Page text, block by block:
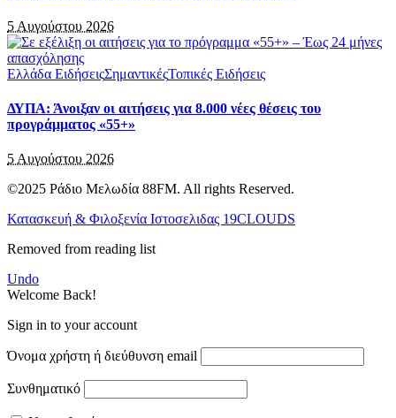
5 Αυγούστου 2026
Ελλάδα ΕιδήσειςΣημαντικέςΤοπικές Ειδήσεις
ΔΥΠΑ: Άνοιξαν οι αιτήσεις για 8.000 νέες θέσεις του
προγράμματος «55+»
5 Αυγούστου 2026
©2025 Ράδιο Μελωδία 88FM. All rights Reserved.
Κατασκευή & Φιλοξενία Ιστοσελιδας 19CLOUDS
Removed from reading list
Undo
Welcome Back!
Sign in to your account
Όνομα χρήστη ή διεύθυνση email
Συνθηματικό